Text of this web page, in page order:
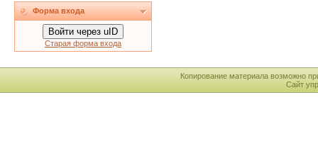
Форма входа
Войти через uID
Старая форма входа
Копирование материала возможно
Сайт